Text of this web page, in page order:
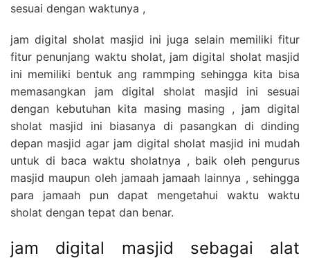
sesuai dengan waktunya ,
jam digital sholat masjid ini juga selain memiliki fitur
fitur penunjang waktu sholat, jam digital sholat masjid
ini memiliki bentuk ang rammping sehingga kita bisa
memasangkan jam digital sholat masjid ini sesuai
dengan kebutuhan kita masing masing , jam digital
sholat masjid ini biasanya di pasangkan di dinding
depan masjid agar jam digital sholat masjid ini mudah
untuk di baca waktu sholatnya , baik oleh pengurus
masjid maupun oleh jamaah jamaah lainnya , sehingga
para jamaah pun dapat mengetahui waktu waktu
sholat dengan tepat dan benar.
jam digital masjid sebagai alat